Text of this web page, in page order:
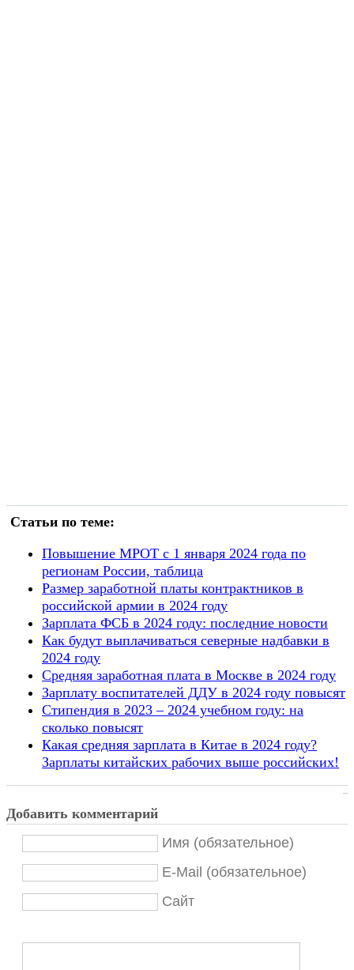
Статьи по теме:
Повышение МРОТ с 1 января 2024 года по
регионам России, таблица
Размер заработной платы контрактников в
российской армии в 2024 году
Зарплата ФСБ в 2024 году: последние новости
Как будут выплачиваться северные надбавки в
2024 году
Средняя заработная плата в Москве в 2024 году
Зарплату воспитателей ДДУ в 2024 году повысят
Стипендия в 2023 – 2024 учебном году: на
сколько повысят
Какая средняя зарплата в Китае в 2024 году?
Зарплаты китайских рабочих выше российских!
Добавить комментарий
Имя (обязательное)
E-Mail (обязательное)
Сайт